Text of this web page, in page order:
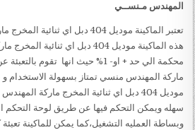
المهندس مـنســي
تعتبر الماكينة موديل 404
هذه الماكينة موديل 404 دبل
ماركة المهندس منسي تمتاز بسهولة الاستخدام
موديل 404 دبل اي ثنائية المخرج ماركة
سهله ويمكن التحكم فيها عن طريق لوحة التحكم
وبساطة العمليه التشغيل،كما يمكن للماكينة